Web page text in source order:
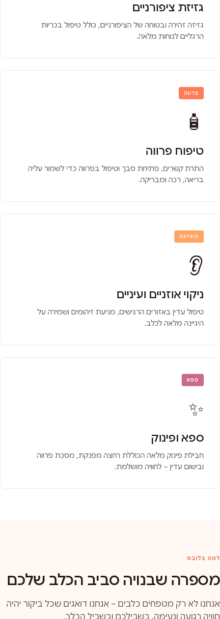
גזיזת ציפורניים
גזיזה זהירה ובטוחה של הציפורניים, כולל טיפול בכריות
הרגליים לנוחות מלאה.
פרווה
🧴
טיפוח פרווה
התרת קשרים, פתיחת סבך וטיפול בפרווה כדי לשמור עליה
בריאה, רכה ומבריקה.
היגיינה
👂
ניקוי אוזניים ועיניים
טיפול עדין באזורים הרגישים, מניעת זיהומים ושמירה על
היגיינה מלאה לכלב.
ספא
✨
ספא ופינוק
חבילת פינוק מלאה הכוללת רחצה מפנקת, מסכת פרווה
ובישום עדין – לחוויה מושלמת.
למה בלובס
מספרה שבנויה סביב הכלב שלכם
אנחנו לא רק מטפחים כלבים – אנחנו דואגים שכל ביקור יהיה
חוויה רגועה ונעימה, בשבילכם ובשביל הכלב.